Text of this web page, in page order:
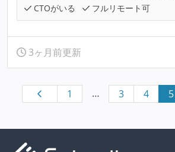
CTOがいる
フルリモート可
3ヶ月前更新
1 … 3 4 5